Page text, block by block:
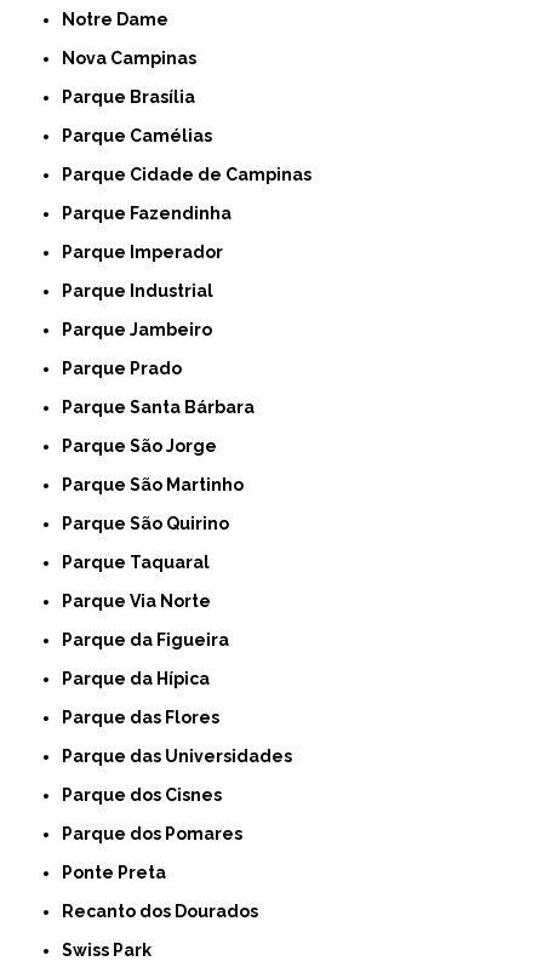
Notre Dame
Nova Campinas
Parque Brasília
Parque Camélias
Parque Cidade de Campinas
Parque Fazendinha
Parque Imperador
Parque Industrial
Parque Jambeiro
Parque Prado
Parque Santa Bárbara
Parque São Jorge
Parque São Martinho
Parque São Quirino
Parque Taquaral
Parque Via Norte
Parque da Figueira
Parque da Hípica
Parque das Flores
Parque das Universidades
Parque dos Cisnes
Parque dos Pomares
Ponte Preta
Recanto dos Dourados
Swiss Park